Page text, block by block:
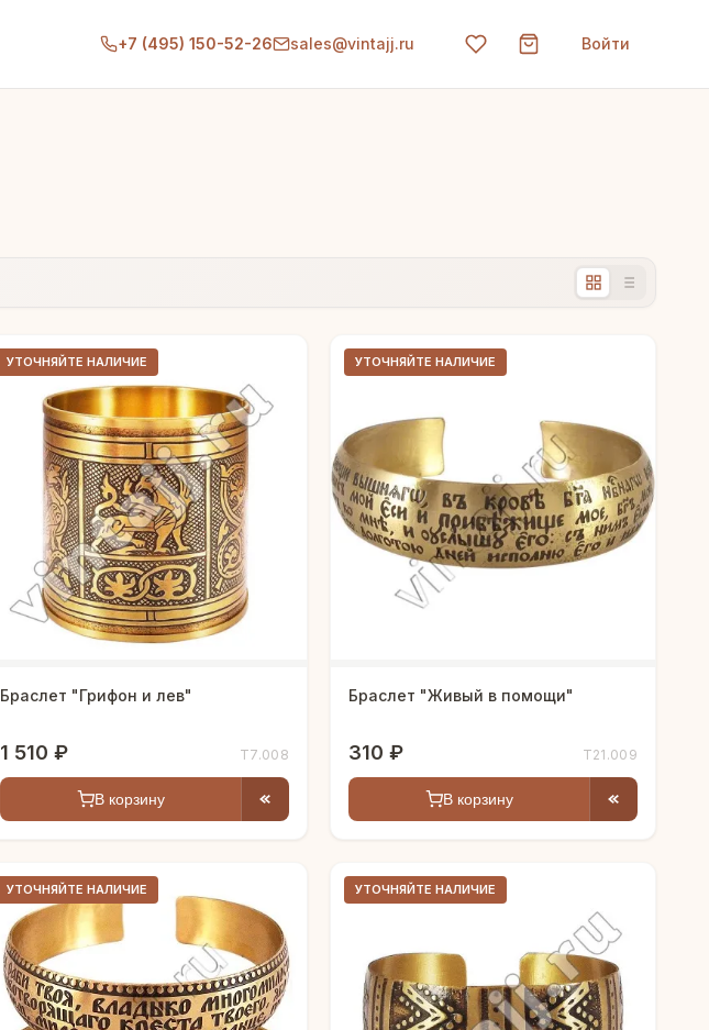
+7 (495) 150-52-26 sales@vintajj.ru Войти
УТОЧНЯЙТЕ НАЛИЧИЕ
Браслет "Грифон и лев"
1 510 ₽ Т7.008
В корзину
УТОЧНЯЙТЕ НАЛИЧИЕ
Браслет "Живый в помощи"
310 ₽ Т21.009
В корзину
УТОЧНЯЙТЕ НАЛИЧИЕ УТОЧНЯЙТЕ НАЛИЧИЕ